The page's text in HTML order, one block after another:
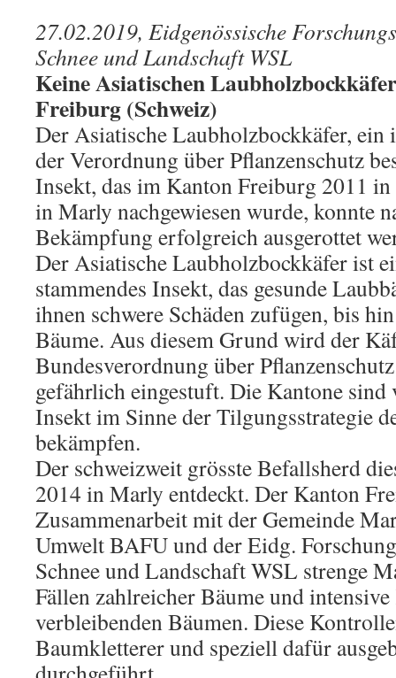
27.02.2019, Eidgenössische
Schnee und Landschaft WSL
Keine Asiatischen
Freiburg (Schweiz)
Der Asiatische Laubholzbockkäfer, ein
der Verordnung über Pflanzenschutz
Insekt, das im Kanton Freiburg 2011
in Marly nachgewiesen wurde, konnte
Bekämpfung erfolgreich ausgerottet
Der Asiatische Laubholzbockkäfer ist
stammendes Insekt, das gesunde
ihnen schwere Schäden zufügen, bis
Bäume. Aus diesem Grund wird der
Bundesverordnung über
gefährlich eingestuft. Die Kantone sind
Insekt im Sinne der Tilgungsstrategie
bekämpfen.
Der schweizweit grösste Befallsherd
2014 in Marly entdeckt. Der Kanton
Zusammenarbeit mit der Gemeinde
Umwelt BAFU und der Eidg.
Schnee und Landschaft WSL strenge
Fällen zahlreicher Bäume und
verbleibenden Bäumen. Diese
Baumkletterer und speziell dafür